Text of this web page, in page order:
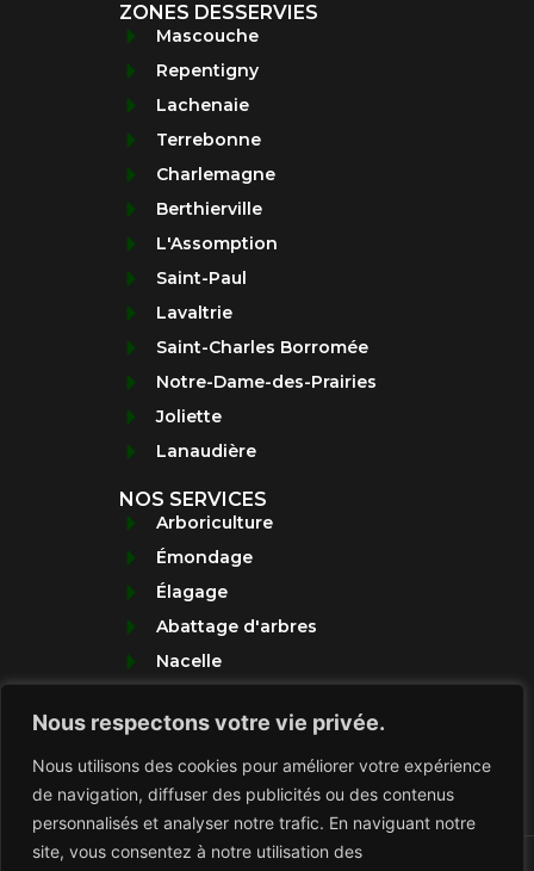
Nous respectons votre vie privée.
Nous utilisons des cookies pour améliorer votre expérience
de navigation, diffuser des publicités ou des contenus
personnalisés et analyser notre trafic. En naviguant notre
site, vous consentez à notre utilisation des
ZONES DESSERVIES
Mascouche
Repentigny
Lachenaie
Terrebonne
Charlemagne
Berthierville
L'Assomption
Saint-Paul
Lavaltrie
Saint-Charles Borromée
Notre-Dame-des-Prairies
Joliette
Lanaudière
NOS SERVICES
Arboriculture
Émondage
Élagage
Abattage d'arbres
Nacelle
Déboisement
Déneigement
Politique de confidentialite
© 2020 BP ÉMONDAGE – Tous droits réservés.